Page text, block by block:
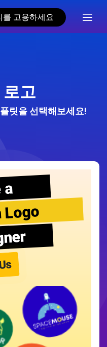
를 고용하세요
고
릿을 선택해보세요!
a
Logo